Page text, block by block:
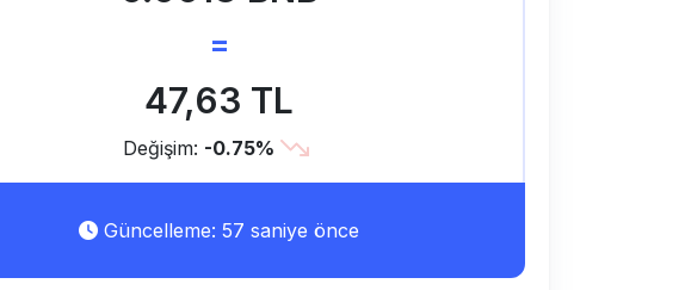
=
47,63 TL
Değişim: -0.75%
Güncelleme: 57 saniye önce